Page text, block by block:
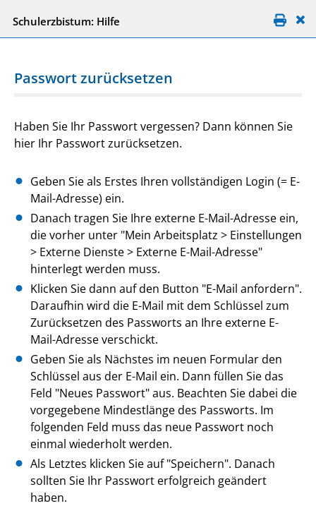
Schulerzbistum: Hilfe
Passwort zurücksetzen
Haben Sie Ihr Passwort vergessen? Dann können Sie
hier Ihr Passwort zurücksetzen.
Geben Sie als Erstes Ihren vollständigen Login (= E-
Mail-Adresse) ein.
Danach tragen Sie Ihre externe E-Mail-Adresse ein,
die vorher unter "Mein Arbeitsplatz > Einstellungen
> Externe Dienste > Externe E-Mail-Adresse"
hinterlegt werden muss.
Klicken Sie dann auf den Button "E-Mail anfordern".
Daraufhin wird die E-Mail mit dem Schlüssel zum
Zurücksetzen des Passworts an Ihre externe E-
Mail-Adresse verschickt.
Geben Sie als Nächstes im neuen Formular den
Schlüssel aus der E-Mail ein. Dann füllen Sie das
Feld "Neues Passwort" aus. Beachten Sie dabei die
vorgegebene Mindestlänge des Passworts. Im
folgenden Feld muss das neue Passwort noch
einmal wiederholt werden.
Als Letztes klicken Sie auf "Speichern". Danach
sollten Sie Ihr Passwort erfolgreich geändert
haben.